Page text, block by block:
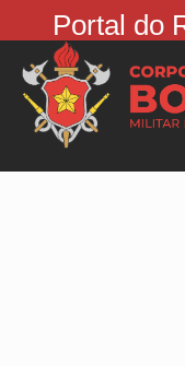
Portal do